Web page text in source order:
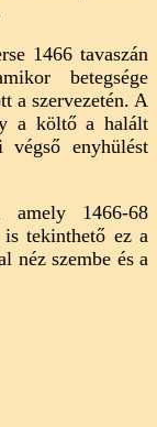
(elemzés)
1466 tavaszán
betegsége
a szervezetén. A
a költő a halált
enyhülést
amely 1466-68
is tekinthető ez a
néz szembe és a